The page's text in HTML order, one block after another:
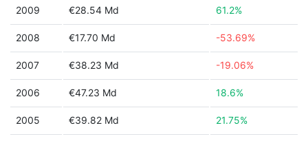
2009 €28.54 Md 61.2%
2008 €17.70 Md -53.69%
2007 €38.23 Md -19.06%
2006 €47.23 Md 18.6%
2005 €39.82 Md 21.75%